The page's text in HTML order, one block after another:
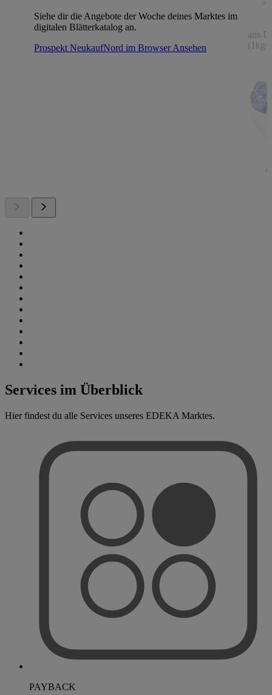
Siehe dir die Angebote der Woche deines Marktes im
digitalen Blätterkatalog an.
Prospekt NeukaufNord im BrowserAnsehen
aus
Services im Überblick
Hier findest du alle Services unseres EDEKA Marktes.
PAYBACK